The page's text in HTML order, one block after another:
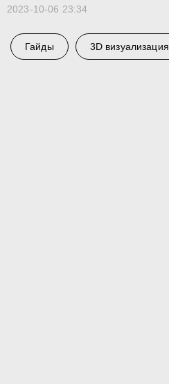
2023-10-06 23:34
Гайды 3D визуализация